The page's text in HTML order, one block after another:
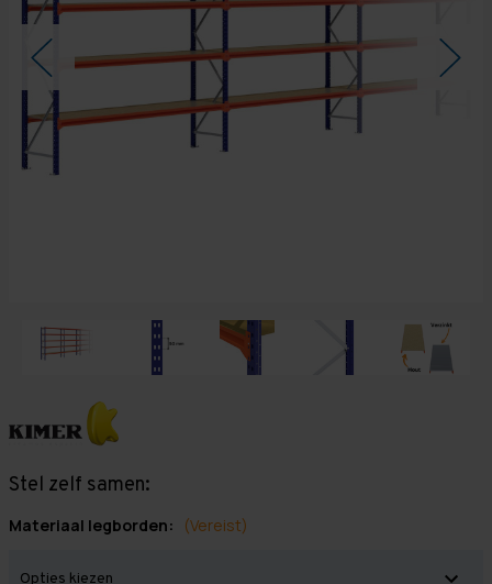
Stel zelf samen:
Materiaal legborden: (Vereist)